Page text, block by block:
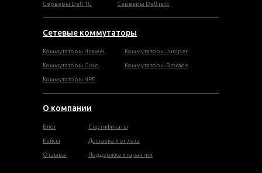
О компании
Сетевые коммутаторы
Серверы Dell 1U Серверы Dell rack
Блог
Кейсы
Отзывы
Сертификаты
Доставка и оплата
Поддержка и гарантии
Коммутаторы Huawei
Коммутаторы Cisco
Коммутаторы HPE
Коммутаторы Juniper
Коммутаторы Brocade